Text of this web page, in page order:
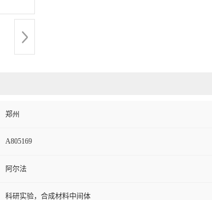
郑州
A805169
阿尔法
科研实验，合成材料中间体